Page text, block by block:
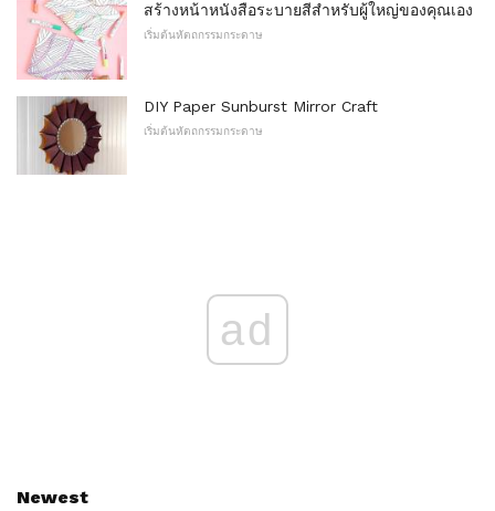
สร้างหน้าหนังสือระบายสีสำหรับผู้ใหญ่ของคุณเอง
เริ่มต้นหัตถกรรมกระดาษ
DIY Paper Sunburst Mirror Craft
เริ่มต้นหัตถกรรมกระดาษ
ad
Newest